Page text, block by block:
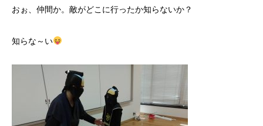
おぉ、仲間か。敵がどこに行ったか知らないか？
知らな～い